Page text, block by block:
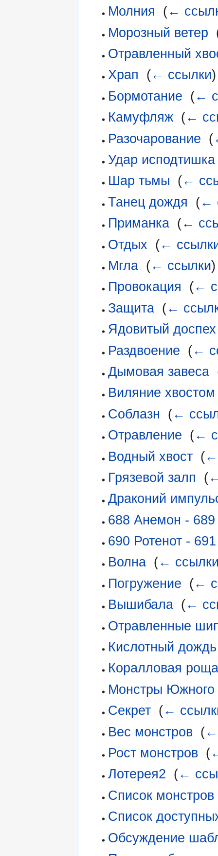
Молния
(←
Морозный ветер
Отравленный
Храп
(← ссылки)
Бормотание (←
Камуфляж‎ (←
Разочарование (
Удар исподтишка
Шар тьмы (←
Танец дождя
(←
Приманка‎ (←
Отдых (←
Мгла‎ (← ссылки)
Провокация
(←
Защита‎ (←
Ядовитый доспех
Раздвоение (←
Дымовая завеса‎
Виляние хвостом
Соблазн
(←
Отравление (←
Водный хвост‎ (←
Грязевой залп
(
Драконий
688 Анемон -
690 Ротенот -
Волна‎ (←
Погружение (←
Вышибала‎ (←
Отравленные
Кислотный дождь
Коралловая роща
Монстры Южного
Секрет‎ (←
Вес монстров‎ (←
Рост монстров‎ (
Лотерея2 (←
Список
Список
Обсуждение